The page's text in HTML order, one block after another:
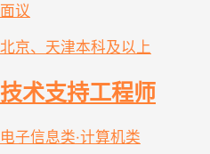
面议
北京、天津本科及以上
技术支持工程师
电子信息类·计算机类